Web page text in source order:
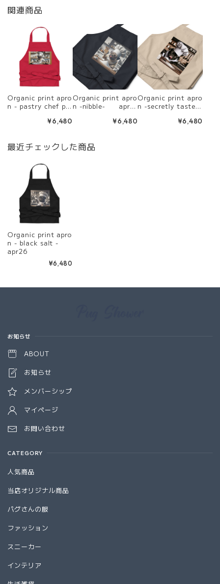
関連商品
Organic print apro
n - pastry chef pu
¥6,480
Organic print apro
n -nibble- apr2
¥6,480
Organic print apro
n -secretly taste i
¥6,480
最近チェックした商品
Organic print apro
n - black salt -
apr26
¥6,480
お知らせ
ABOUT
お知らせ
メンバーシップ
マイページ
お問い合わせ
CATEGORY
人気商品
当店オリジナル商品
パグさんの服
ファッション
スニーカー
インテリア